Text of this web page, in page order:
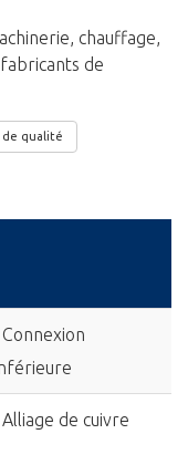
chauffage,
de
de qualité
Connexion
Alliage de cuivre